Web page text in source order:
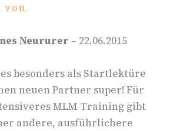
von
Neururer – 22.06.2015
besonders als Startlektüre
neuen Partner super! Für
MLM Training gibt
andere, ausführlichere